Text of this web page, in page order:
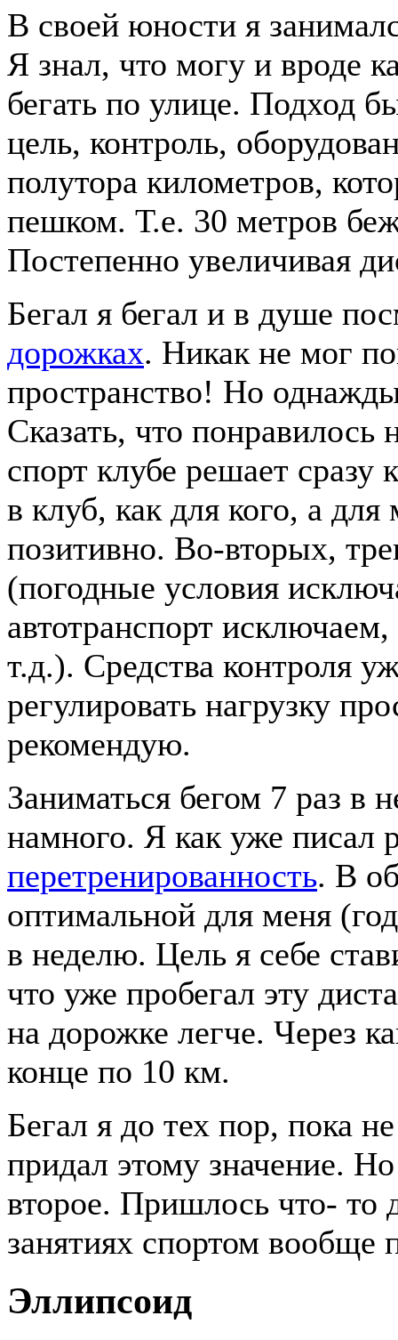
В своей юности я
Я знал, что могу и вроде
бегать по улице. Подход
цель, контроль,
полутора километров,
пешком. Т.е. 30 метров
Постепенно увеличивая
Бегал я бегал и в душе
дорожках. Никак не мог
пространство! Но
Сказать, что понравилось
спорт клубе решает
в клуб, как для кого, а
позитивно. Во-вторых,
(погодные условия
автотранспорт
т.д.). Средства контроля
регулировать нагрузку
рекомендую.
Заниматься бегом 7 раз в
намного. Я как уже писал
перетренированность. В
оптимальной для меня
в неделю. Цель я себе
что уже пробегал эту
на дорожке легче. Через
конце по 10 км.
Бегал я до тех пор, пока
придал этому значение.
второе. Пришлось что- то
занятиях спортом вообще
Эллипсоид